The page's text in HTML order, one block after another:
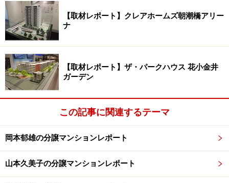
【取材レポート】クレアホームズ朝潮橋アリー
ナ
【取材レポート】ザ・パークハウス 花小金井
ガーデン
この記事に関連するテーマ
岡本郁雄の分譲マンションレポート
山本久美子の分譲マンションレポート